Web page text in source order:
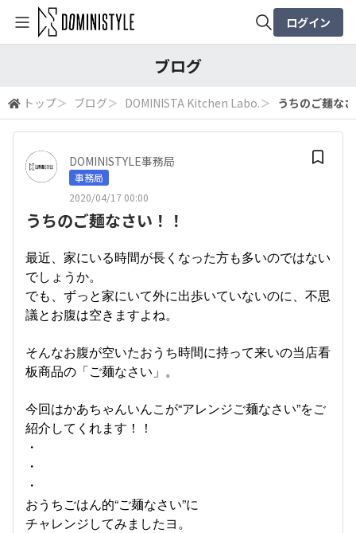
検索
ログイン
ブログ
トップ＞ ブログ＞ DOMINISTA Kitchen Labo.＞ うちのご麺な
DOMINISTYLE事務局
事務局
2020/04/17 00:00
うちのご麺なさい！！
最近、家にいる時間が長くなった方も多いのではない
でしょうか。
でも、ずっと家にいて外に出歩いていないのに、不思
議とお腹は空きますよね。
そんなお腹が空いたおうち時間に持って来いの当店看
板商品の「ご麺なさい」。
今回はかあちゃんいんこが“アレンジご麺なさい”をご
紹介してくれます！！
・
・
・
おうちごはん的“ご麺なさい”に
チャレンジしてみましたヨ。